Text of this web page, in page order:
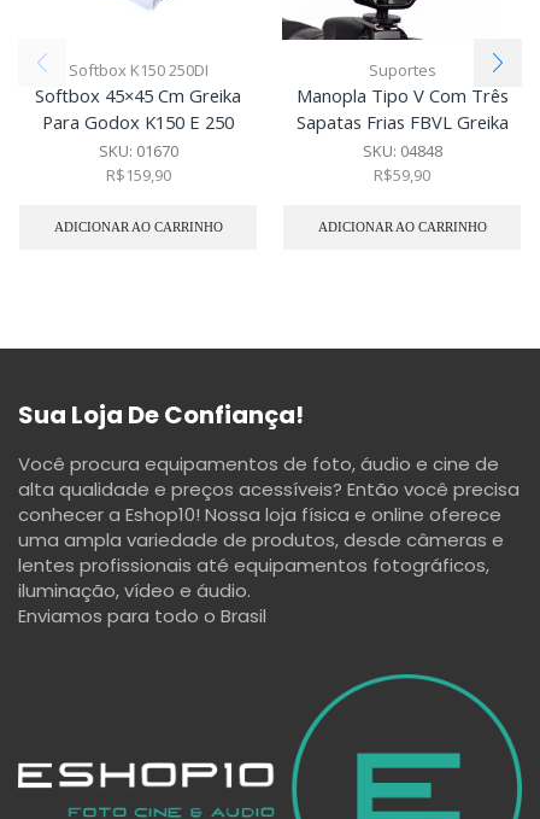
Softbox K150 250DI
Softbox 45×45 Cm Greika
Para Godox K150 E 250
SKU: 01670
R$159,90
ADICIONAR AO CARRINHO
Suportes
Manopla Tipo V Com Três
Sapatas Frias FBVL Greika
SKU: 04848
R$59,90
ADICIONAR AO CARRINHO
Sua Loja De Confiança!
Você procura equipamentos de foto, áudio e cine de
alta qualidade e preços acessíveis? Então você precisa
conhecer a Eshop10! Nossa loja física e online oferece
uma ampla variedade de produtos, desde câmeras e
lentes profissionais até equipamentos fotográficos,
iluminação, vídeo e áudio.
Enviamos para todo o Brasil